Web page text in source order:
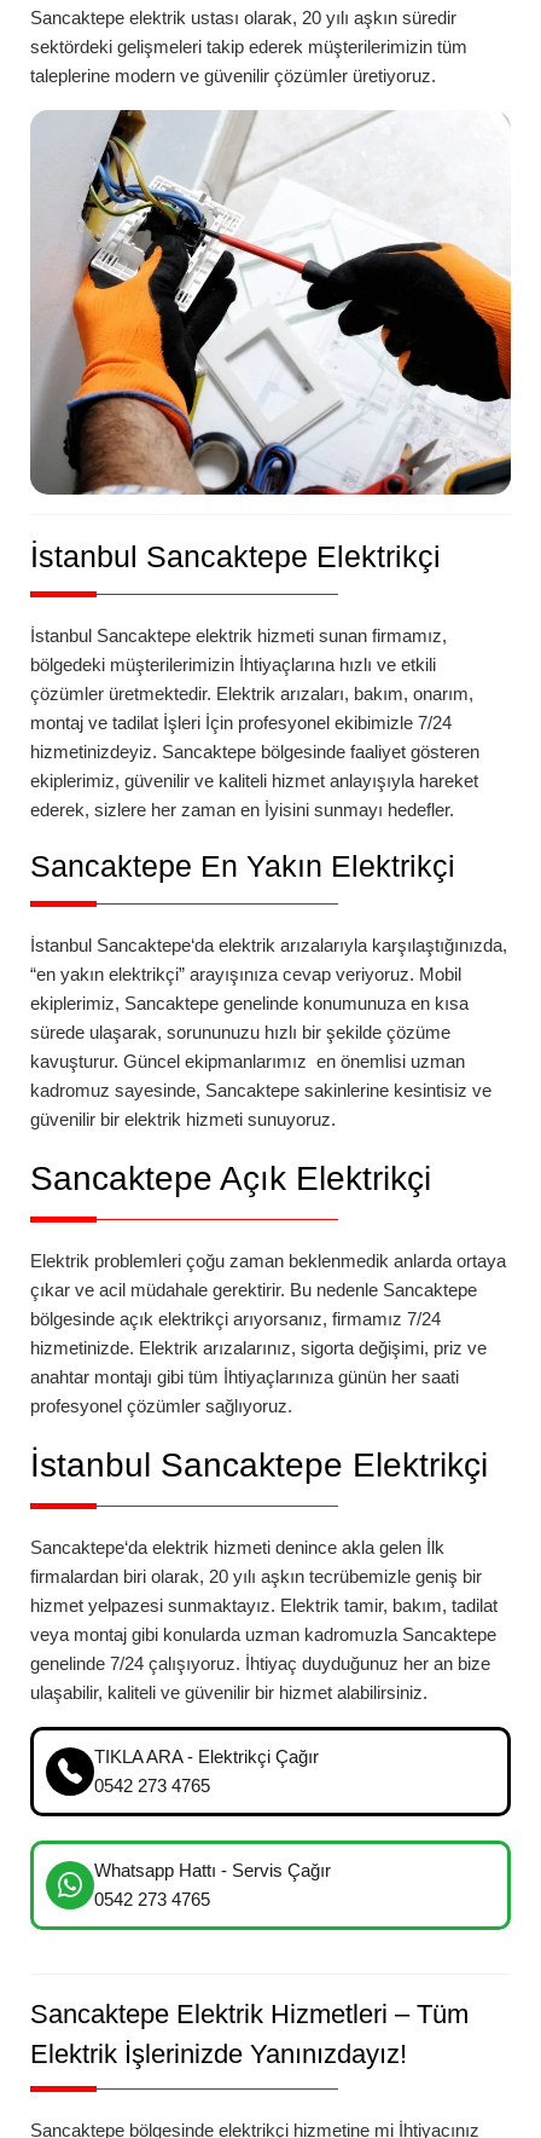
Sancaktepe elektrik ustası olarak, 20 yılı aşkın süredir
sektördeki gelişmeleri takip ederek müşterilerimizin tüm
taleplerine modern ve güvenilir çözümler üretiyoruz.
İstanbul Sancaktepe Elektrikçi
İstanbul Sancaktepe elektrik hizmeti sunan firmamız,
bölgedeki müşterilerimizin İhtiyaçlarına hızlı ve etkili
çözümler üretmektedir. Elektrik arızaları, bakım, onarım,
montaj ve tadilat İşleri İçin profesyonel ekibimizle 7/24
hizmetinizdeyiz. Sancaktepe bölgesinde faaliyet gösteren
ekiplerimiz, güvenilir ve kaliteli hizmet anlayışıyla hareket
ederek, sizlere her zaman en İyisini sunmayı hedefler.
Sancaktepe En Yakın Elektrikçi
İstanbul Sancaktepe‘da elektrik arızalarıyla karşılaştığınızda,
“en yakın elektrikçi” arayışınıza cevap veriyoruz. Mobil
ekiplerimiz, Sancaktepe genelinde konumunuza en kısa
sürede ulaşarak, sorununuzu hızlı bir şekilde çözüme
kavuşturur. Güncel ekipmanlarımız en önemlisi uzman
kadromuz sayesinde, Sancaktepe sakinlerine kesintisiz ve
güvenilir bir elektrik hizmeti sunuyoruz.
Sancaktepe Açık Elektrikçi
Elektrik problemleri çoğu zaman beklenmedik anlarda ortaya
çıkar ve acil müdahale gerektirir. Bu nedenle Sancaktepe
bölgesinde açık elektrikçi arıyorsanız, firmamız 7/24
hizmetinizde. Elektrik arızalarınız, sigorta değişimi, priz ve
anahtar montajı gibi tüm İhtiyaçlarınıza günün her saati
profesyonel çözümler sağlıyoruz.
İstanbul Sancaktepe Elektrikçi
Sancaktepe‘da elektrik hizmeti denince akla gelen İlk
firmalardan biri olarak, 20 yılı aşkın tecrübemizle geniş bir
hizmet yelpazesi sunmaktayız. Elektrik tamir, bakım, tadilat
veya montaj gibi konularda uzman kadromuzla Sancaktepe
genelinde 7/24 çalışıyoruz. İhtiyaç duyduğunuz her an bize
ulaşabilir, kaliteli ve güvenilir bir hizmet alabilirsiniz.
TIKLA ARA - Elektrikçi Çağır
0542 273 4765
Whatsapp Hattı - Servis Çağır
0542 273 4765
Sancaktepe Elektrik Hizmetleri – Tüm
Elektrik İşlerinizde Yanınızdayız!
Sancaktepe bölgesinde elektrikçi hizmetine mi İhtiyacınız